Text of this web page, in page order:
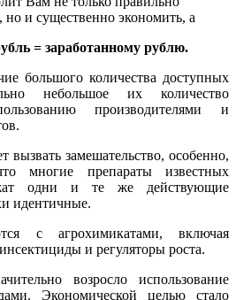
но и существенно экономить, а
= заработанному рублю.
большого количества доступных
небольшое их количество
производителями и
вызвать замешательство, особенно,
многие препараты известных
одни и те же действующие
идентичные.
с агрохимикатами, включая
и регуляторы роста.
возросло использование
Экономической целью стало